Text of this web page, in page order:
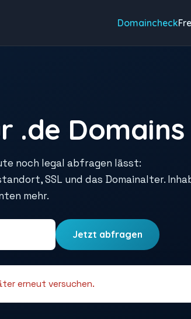
Domaincheck
.de Domains
noch legal abfragen lässt:
SSL und das Domainalter.
mehr.
Jetzt abfragen
erneut versuchen.